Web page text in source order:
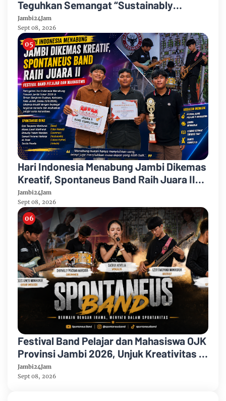
Teguhkan Semangat “Sustainably
Growing”
Jambi24Jam
Sept 08, 2026
Hari Indonesia Menabung Jambi Dikemas
Kreatif, Spontaneus Band Raih Juara II
Festival Band Pelajar dan Mahasiswa
Jambi24Jam
Sept 08, 2026
Festival Band Pelajar dan Mahasiswa OJK
Provinsi Jambi 2026, Unjuk Kreativitas di
Taman Banjuran Budayo, Spontaneus
Band Raih Juara 2
Jambi24Jam
Sept 08, 2026